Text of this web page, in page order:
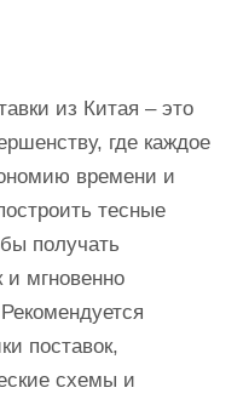
из Китая – это
где каждое
времени и
тесные
получать
мгновенно
поставок,
схемы и